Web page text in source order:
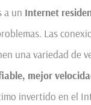
a un Internet
Las
una variedad de
mejor
invertido en el